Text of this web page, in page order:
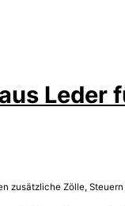
Leder
zusätzliche Zölle,